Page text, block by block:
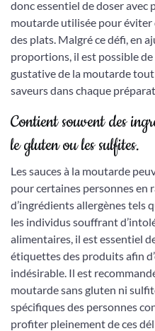
donc essentiel de doser avec
moutarde utilisée pour éviter
des plats. Malgré ce défi, en
proportions, il est possible
gustative de la moutarde
saveurs dans chaque
Contient souvent des
le gluten ou les sulfites.
Les sauces à la moutarde
pour certaines personnes en
d’ingrédients allergènes tels
les individus souffrant
alimentaires, il est essentiel
étiquettes des produits afin
indésirable. Il est
moutarde sans gluten ni
spécifiques des personnes
profiter pleinement de ces